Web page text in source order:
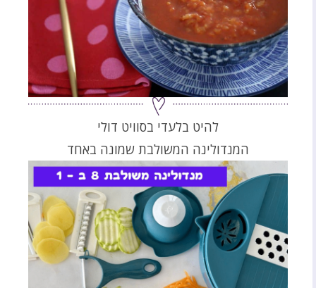
להיט בלעדי בסוויט דולי
המנדולינה המשולבת שמונה באחד